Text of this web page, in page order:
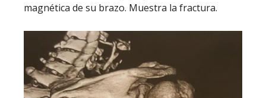
magnética de su brazo. Muestra la fractura.